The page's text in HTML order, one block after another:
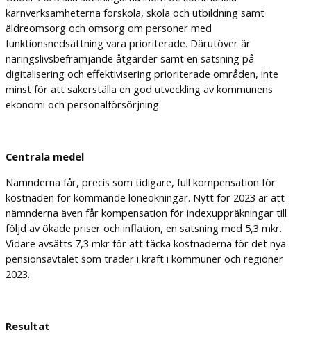
kärnverksamheterna förskola, skola och utbildning samt
äldreomsorg och omsorg om personer med
funktionsnedsättning vara prioriterade. Därutöver är
näringslivsbefrämjande åtgärder samt en satsning på
digitalisering och effektivisering prioriterade områden, inte
minst för att säkerställa en god utveckling av kommunens
ekonomi och personalförsörjning.
Centrala medel
Nämnderna får, precis som tidigare, full kompensation för
kostnaden för kommande löneökningar. Nytt för 2023 är att
nämnderna även får kompensation för indexuppräkningar till
följd av ökade priser och inflation, en satsning med 5,3 mkr.
Vidare avsätts 7,3 mkr för att täcka kostnaderna för det nya
pensionsavtalet som träder i kraft i kommuner och regioner
2023.
Resultat